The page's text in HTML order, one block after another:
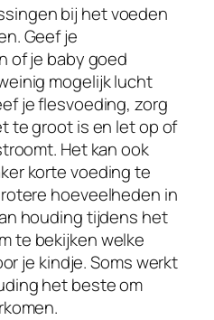
bij het voeden
Geef je
of je baby goed
mogelijk lucht
je flesvoeding, zorg
te groot is en let op of
Het kan ook
korte voeding te
hoeveelheden in
houding tijdens het
te bekijken welke
je kindje. Soms werkt
het beste om